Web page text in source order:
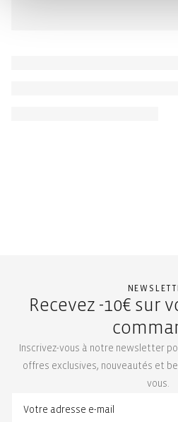
Recevez -10€ sur
Inscrivez-vous à notre newsletter
offres exclusives, nouveautés et
vous.